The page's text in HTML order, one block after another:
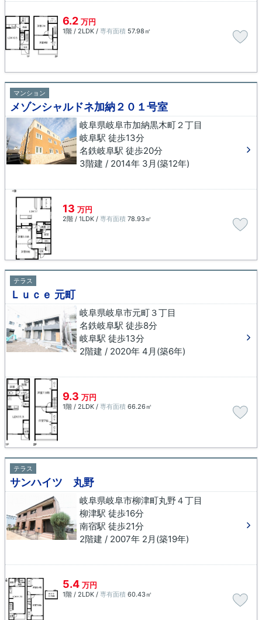
6.2 万円
1階 / 2LDK / 専有面積 57.98㎡
マンション
メゾンシャルドネ加納２０１号室
岐阜県岐阜市加納黒木町２丁目
岐阜駅 徒歩13分
名鉄岐阜駅 徒歩20分
3階建 / 2014年 3月(築12年)
13 万円
2階 / 1LDK / 専有面積 78.93㎡
テラス
Ｌｕｃｅ 元町
岐阜県岐阜市元町３丁目
名鉄岐阜駅 徒歩8分
岐阜駅 徒歩13分
2階建 / 2020年 4月(築6年)
9.3 万円
1階 / 2LDK / 専有面積 66.26㎡
テラス
サンハイツ 丸野
岐阜県岐阜市柳津町丸野４丁目
柳津駅 徒歩16分
南宿駅 徒歩21分
2階建 / 2007年 2月(築19年)
5.4 万円
1階 / 2LDK / 専有面積 60.43㎡